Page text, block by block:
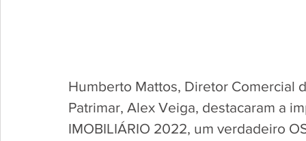
Humberto Mattos, Diretor Comercial
Patrimar, Alex Veiga, destacaram a
IMOBILIÁRIO 2022, um verdadeiro